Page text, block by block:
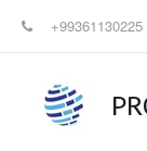
+99361130225